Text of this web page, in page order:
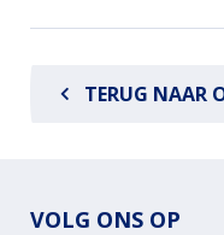
TERUG NAAR
VOLG ONS OP